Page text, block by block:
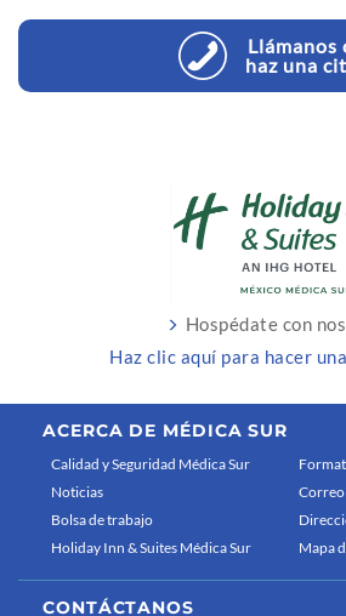
Llámanos
haz una
Hospédate con
Haz clic aquí para hacer
ACERCA DE MÉDICA SUR
Calidad y Seguridad Médica Sur
Noticias
Bolsa de trabajo
Holiday Inn & Suites Médica Sur
Mapa
CONTÁCTANOS